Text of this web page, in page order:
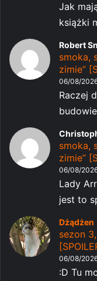
Jak
książki
Robert
smoka,
zimie”
06/08/
Raczej
smoka,
zimie”
06/08/
Lady
jest to
Dżądżen
sezon
06/08/
:D Tu